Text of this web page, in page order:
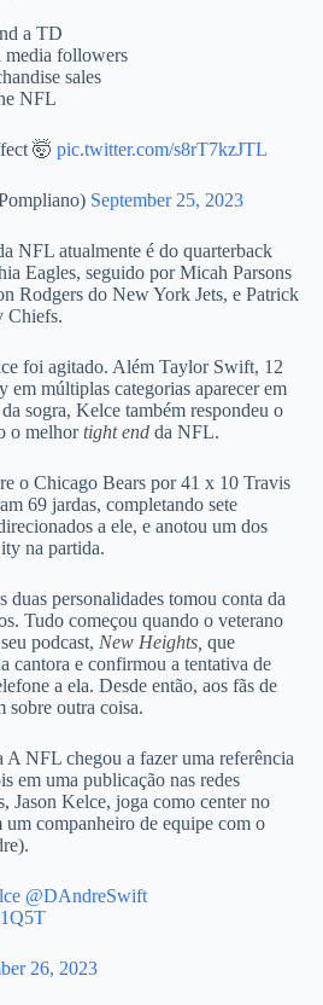
a TD
media followers
sales
NFL
🤯 pic.twitter.com/s8rT7kzJTL
September 25, 2023
NFL atualmente é do quarterback
Eagles, seguido por Micah Parsons
Rodgers do New York Jets, e Patrick
Chiefs.
foi agitado. Além Taylor Swift, 12
em múltiplas categorias aparecer em
sogra, Kelce também respondeu o
o melhortight end da NFL.
o Chicago Bears por 41 x 10 Travis
69 jardas, completando sete
a ele, e anotou um dos
na partida.
duas personalidades tomou conta da
Tudo começou quando o veterano
podcast, New Heights, que
cantora e confirmou a tentativa de
a ela. Desde então, aos fãs de
sobre outra coisa.
A NFL chegou a fazer uma referência
em uma publicação nas redes
Jason Kelce, joga como center no
um companheiro de equipe com o
@DAndreSwift
26, 2023